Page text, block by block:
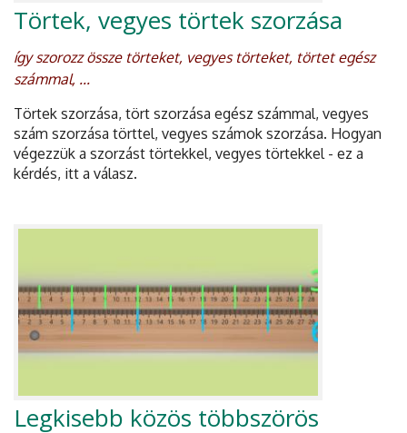
Törtek, vegyes törtek szorzása
így szorozz össze törteket, vegyes törteket, törtet egész
számmal, ...
Törtek szorzása, tört szorzása egész számmal, vegyes
szám szorzása törttel, vegyes számok szorzása. Hogyan
végezzük a szorzást törtekkel, vegyes törtekkel - ez a
kérdés, itt a válasz.
Legkisebb közös többszörös